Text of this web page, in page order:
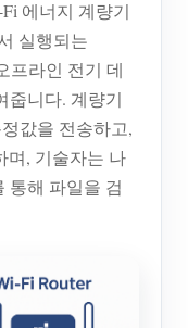
에너지 계량기
실행되는
프라인 전기 데
줍니다. 계량기
값을 전송하고,
며, 기술자는 나
통해 파일을 검